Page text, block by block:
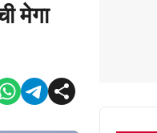
मेगा